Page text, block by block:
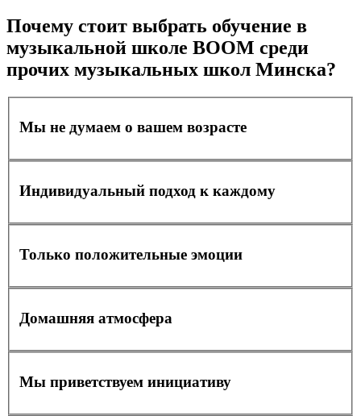
Почему стоит выбрать обучение в
музыкальной школе BOOM среди
прочих музыкальных школ Минска?
Мы не думаем о вашем возрасте
Индивидуальный подход к каждому
Только положительные эмоции
Домашняя атмосфера
Мы приветствуем инициативу